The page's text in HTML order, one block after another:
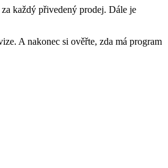
každý přivedený prodej. Dále je
A nakonec si ověřte, zda má program